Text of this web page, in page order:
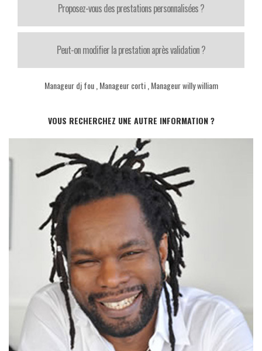
Proposez-vous des prestations personnalisées ?
Peut-on modifier la prestation après validation ?
Manageur dj fou, Manageur corti, Manageur willy william
VOUS RECHERCHEZ UNE AUTRE INFORMATION ?